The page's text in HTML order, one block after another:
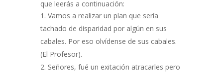
que leerás a continuación:
Vamos a realizar un plan que sería
tachado de disparidad por algún en sus
cabales. Por eso olvídense de sus cabales.
(El Profesor).
Señores, fué un exitación atracarles pero